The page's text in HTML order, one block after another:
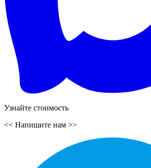
Узнайте стоимость
<< Напишите нам >>